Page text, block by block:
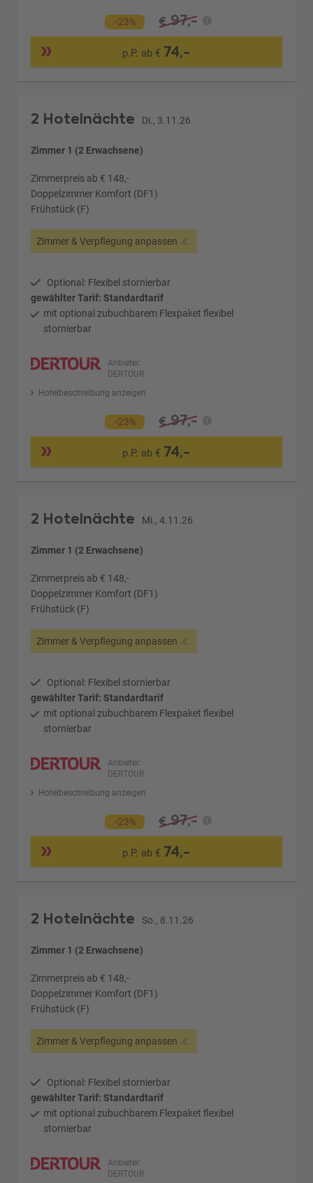
-23% € 97,-
p.P. ab € 74,-
2 Hotelnächte Di., 3.11.26
Zimmer 1 (2 Erwachsene)
Zimmerpreis ab € 148,-
Doppelzimmer Komfort (DF1)
Frühstück (F)
Zimmer & Verpflegung anpassen
Optional: Flexibel stornierbar
gewählter Tarif: Standardtarif
mit optional zubuchbarem Flexpaket flexibel
stornierbar
Anbieter:
DERTOUR
Hotelbeschreibung anzeigen
-23% € 97,-
p.P. ab € 74,-
2 Hotelnächte Mi., 4.11.26
Zimmer 1 (2 Erwachsene)
Zimmerpreis ab € 148,-
Doppelzimmer Komfort (DF1)
Frühstück (F)
Zimmer & Verpflegung anpassen
Optional: Flexibel stornierbar
gewählter Tarif: Standardtarif
mit optional zubuchbarem Flexpaket flexibel
stornierbar
Anbieter:
DERTOUR
Hotelbeschreibung anzeigen
-23% € 97,-
p.P. ab € 74,-
2 Hotelnächte So., 8.11.26
Zimmer 1 (2 Erwachsene)
Zimmerpreis ab € 148,-
Doppelzimmer Komfort (DF1)
Frühstück (F)
Zimmer & Verpflegung anpassen
Optional: Flexibel stornierbar
gewählter Tarif: Standardtarif
mit optional zubuchbarem Flexpaket flexibel
stornierbar
Anbieter:
DERTOUR